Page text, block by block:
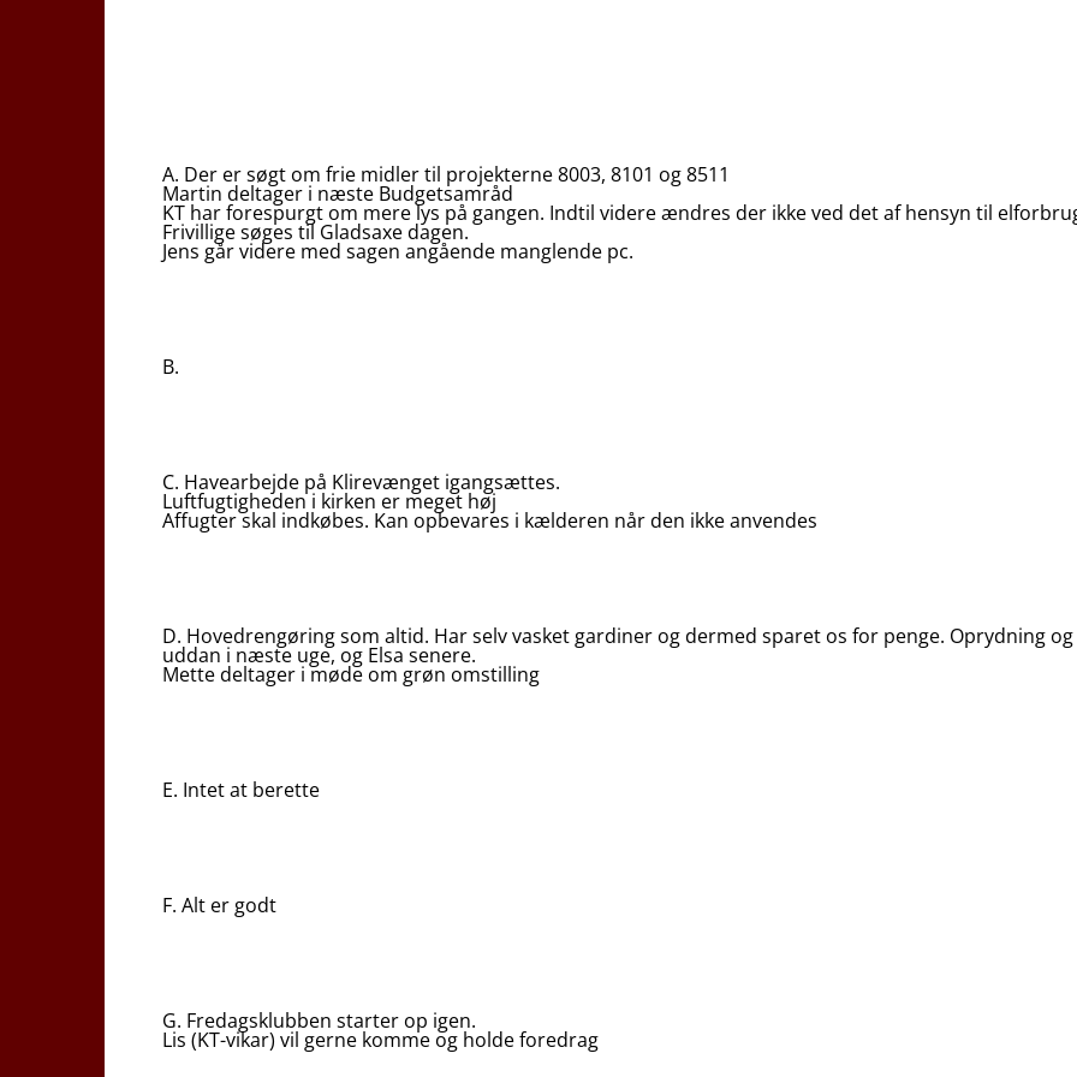
A. Der er søgt om frie midler til projekterne 8003, 8101 og 8511
Martin deltager i næste Budgetsamråd
KT har forespurgt om mere lys på gangen. Indtil videre ændres der ikke ved det af hensyn til
Frivillige søges til Gladsaxe dagen.
Jens går videre med sagen angående manglende pc.
B.
C. Havearbejde på Klirevænget igangsættes.
Luftfugtigheden i kirken er meget høj
Affugter skal indkøbes. Kan opbevares i kælderen når den ikke anvendes
D. Hovedrengøring som altid. Har selv vasket gardiner og dermed sparet os for penge. Oprydning
uddan i næste uge, og Elsa senere.
Mette deltager i møde om grøn omstilling
E. Intet at berette
F. Alt er godt
G. Fredagsklubben starter op igen.
Lis (KT-vikar) vil gerne komme og holde foredrag